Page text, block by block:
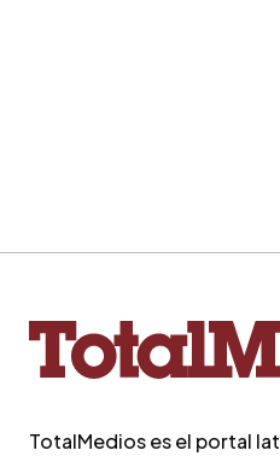
TotalMedios es el portal